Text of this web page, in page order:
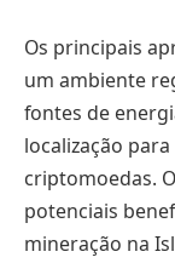
Os principais
um ambiente
fontes de
localização
criptomoedas.
potenciais
mineração na